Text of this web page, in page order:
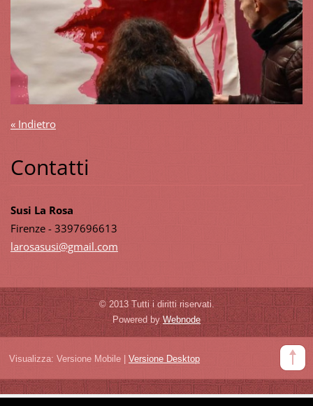
« Indietro
Contatti
Susi La Rosa
Firenze - 3397696613
larosasusi@gmail.com
© 2013 Tutti i diritti riservati.
Powered byWebnode
Visualizza: Versione Mobile| Versione Desktop